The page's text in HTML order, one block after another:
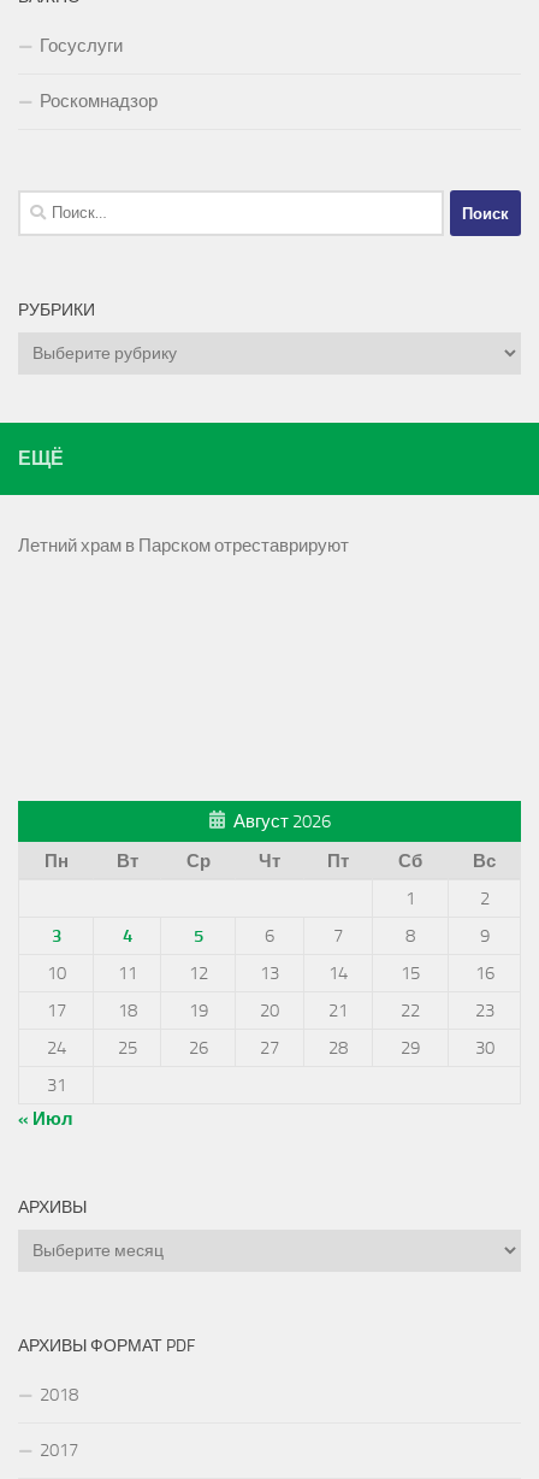
Госуслуги
Роскомнадзор
Найти:
РУБРИКИ
Рубрики
ЕЩЁ
Летний храм в Парском отреставрируют
Август 2026
Пн
Вт Ср Чт Пт Сб
Вс
1
2
3
4 5 6 7 8
9
10
11 12 13 14 15
16
17
18 19 20 21 22
23
24
25 26 27 28 29
30
31
« Июл
АРХИВЫ
Архивы
АРХИВЫ ФОРМАТ PDF
2018
2017